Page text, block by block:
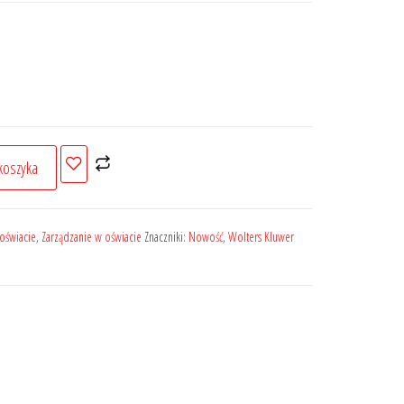
, Zarządzanie w oświacie Znaczniki: Nowość, Wolters Kluwer